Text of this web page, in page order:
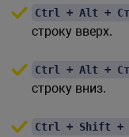
Ctrl + Alt +
строку вверх.
Ctrl + Alt +
строку вниз.
Ctrl + Shift +